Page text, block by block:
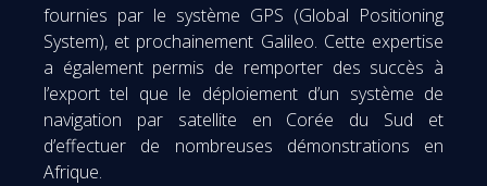
fournies par le système GPS (Global Positioning
System), et prochainement Galileo. Cette expertise
a également permis de remporter des succès à
l’export tel que le déploiement d’un système de
navigation par satellite en Corée du Sud et
d’effectuer de nombreuses démonstrations en
Afrique.